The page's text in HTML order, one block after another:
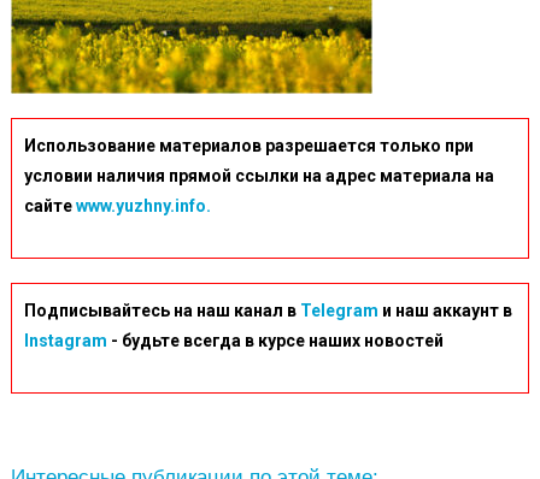
Использование материалов разрешается только при
условии наличия прямой ссылки на адрес материала на
сайтеwww.yuzhny.info.
Подписывайтесь на наш канал в Telegram и наш аккаунт в
Instagram - будьте всегда в курсе наших новостей